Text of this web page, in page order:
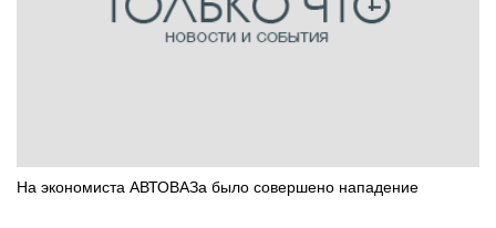
На экономиста АВТОВАЗа было совершено нападение